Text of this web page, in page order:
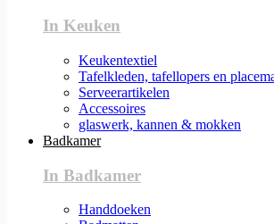
In Keuken
Keukentextiel
Tafelkleden, tafellopers en
Serveerartikelen
Accessoires
glaswerk, kannen & mokken
Badkamer
In Badkamer
Handdoeken